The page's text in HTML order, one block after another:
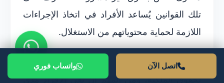
تلك القوانين يُساعد الأفراد في اتخاذ الإجراءات
اللازمة لحماية محتوياتهم من الاستغلال.
إن نشر محتوى خاص دون إذن يُعتبر انتهاكًا
لحقوق الملكية، ومن المهم أن يعي الأفراد مدى
اتصل الآن واتساب فوري